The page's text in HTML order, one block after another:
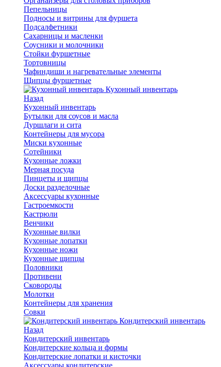
Пепельницы
Подносы и витрины для фуршета
Подсалфетники
Сахарницы и масленки
Соусники и молочники
Стойки фуршетные
Тортовницы
Чафиндиши и нагревательные элементы
Щипцы фуршетные
Кухонный инвентарь
Назад
Кухонный инвентарь
Бутылки для соусов и масла
Дуршлаги и сита
Контейнеры для мусора
Миски кухонные
Сотейники
Кухонные ложки
Мерная посуда
Пинцеты и щипцы
Доски разделочные
Аксессуары кухонные
Гастроемкости
Кастрюли
Венчики
Кухонные вилки
Кухонные лопатки
Кухонные ножи
Кухонные щипцы
Половники
Противени
Сковороды
Молотки
Контейнеры для хранения
Совки
Кондитерский инвентарь
Назад
Кондитерский инвентарь
Кондитерские кольца и формы
Кондитерские лопатки и кисточки
Аксессуары кондитерские